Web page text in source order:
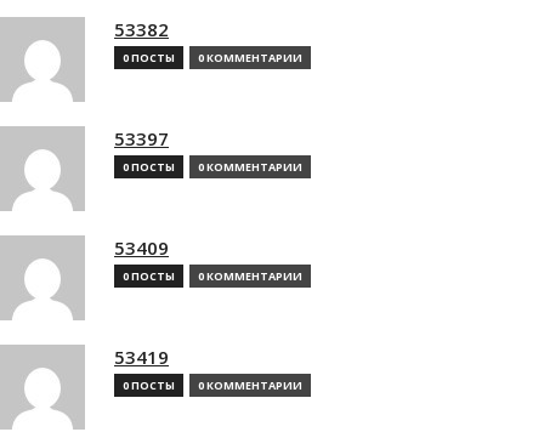
53382
0 ПОСТЫ 0 КОММЕНТАРИИ
53397
0 ПОСТЫ 0 КОММЕНТАРИИ
53409
0 ПОСТЫ 0 КОММЕНТАРИИ
53419
0 ПОСТЫ 0 КОММЕНТАРИИ